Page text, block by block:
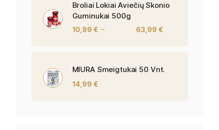
Broliai Lokiai Aviečių Skonio
Guminukai 500g
10,99 € – 63,99 €
MIURA Smeigtukai 50 Vnt.
14,99 €